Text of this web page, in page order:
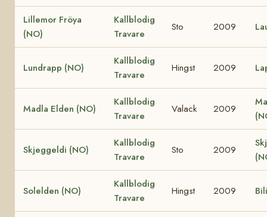
Lillemor Fröya
(NO)
Kallblodig
Travare
Sto 2009
Lundrapp (NO)
Kallblodig
Travare
Hingst 2009
Madla Elden (NO)
Kallblodig
Travare
Valack 2009
Skjeggeldi (NO)
Kallblodig
Travare
Sto 2009
Solelden (NO)
Kallblodig
Travare
Hingst 2009